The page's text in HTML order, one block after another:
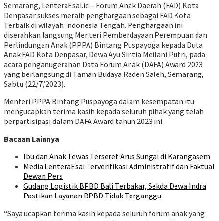
Semarang, LenteraEsai.id – Forum Anak Daerah (FAD) Kota
Denpasar sukses meraih penghargaan sebagai FAD Kota
Terbaik di wilayah Indonesia Tengah. Penghargaan ini
diserahkan langsung Menteri Pemberdayaan Perempuan dan
Perlindungan Anak (PPPA) Bintang Puspayoga kepada Duta
Anak FAD Kota Denpasar, Dewa Ayu Sintia Meilani Putri, pada
acara penganugerahan Data Forum Anak (DAFA) Award 2023
yang berlangsung di Taman Budaya Raden Saleh, Semarang,
Sabtu (22/7/2023).
Menteri PPPA Bintang Puspayoga dalam kesempatan itu
mengucapkan terima kasih kepada seluruh pihak yang telah
berpartisipasi dalam DAFA Award tahun 2023 ini.
Bacaan Lainnya
Ibu dan Anak Tewas Terseret Arus Sungai di Karangasem
Media LenteraEsai Terverifikasi Administratif dan Faktual
Dewan Pers
Gudang Logistik BPBD Bali Terbakar, Sekda Dewa Indra
Pastikan Layanan BPBD Tidak Terganggu
“Saya ucapkan terima kasih kepada seluruh forum anak yang